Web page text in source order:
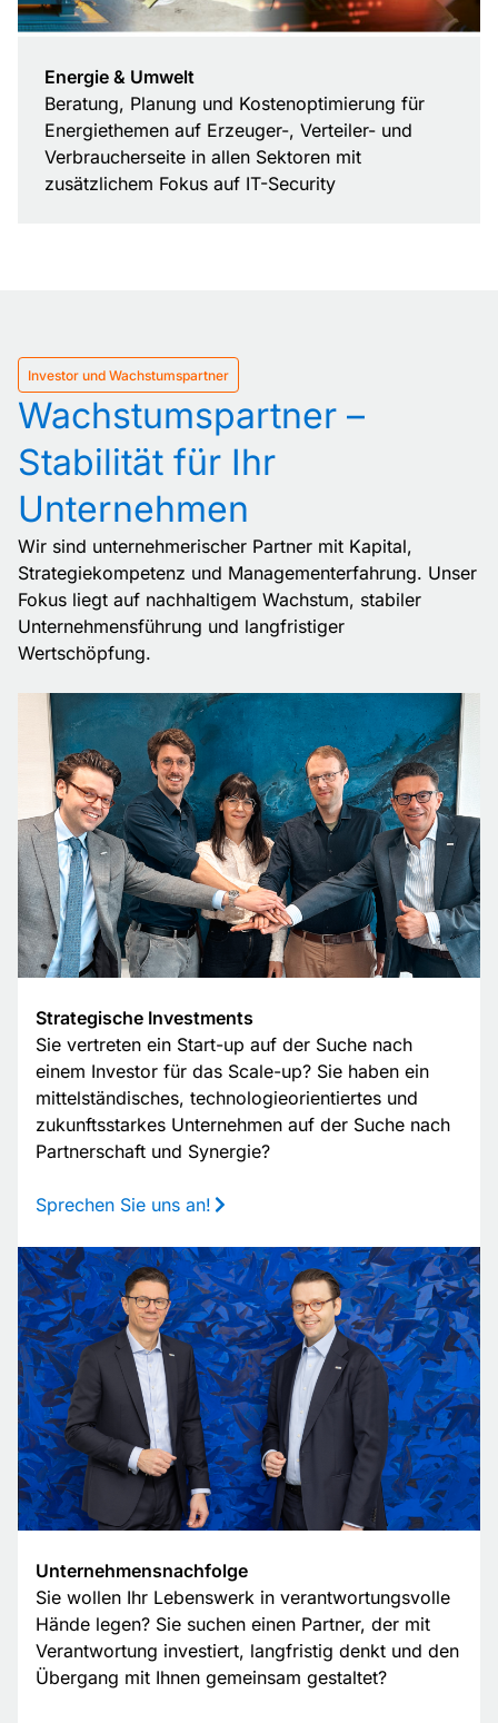
Energie & Umwelt
Beratung, Planung und Kostenoptimierung für
Energiethemen auf Erzeuger-, Verteiler- und
Verbraucherseite in allen Sektoren mit
zusätzlichem Fokus auf IT-Security
Investor und Wachstumspartner
Wachstumspartner –
Stabilität für Ihr
Unternehmen
Wir sind unternehmerischer Partner mit Kapital,
Strategiekompetenz und Managementerfahrung. Unser
Fokus liegt auf nachhaltigem Wachstum, stabiler
Unternehmensführung und langfristiger
Wertschöpfung.
Strategische Investments
Sie vertreten ein Start-up auf der Suche nach
einem Investor für das Scale-up? Sie haben ein
mittelständisches, technologieorientiertes und
zukunftsstarkes Unternehmen auf der Suche nach
Partnerschaft und Synergie?
Sprechen Sie uns an!
Unternehmensnachfolge
Sie wollen Ihr Lebenswerk in verantwortungsvolle
Hände legen? Sie suchen einen Partner, der mit
Verantwortung investiert, langfristig denkt und den
Übergang mit Ihnen gemeinsam gestaltet?